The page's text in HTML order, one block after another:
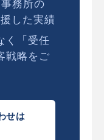
務所の
した実績
く「受任
戦略をご
せは